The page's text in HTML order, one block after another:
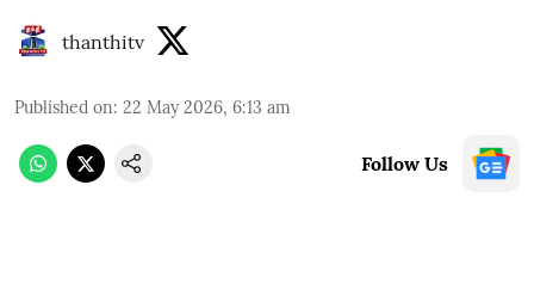
thanthitv
Published on: 22 May 2026, 6:13 am
Follow Us